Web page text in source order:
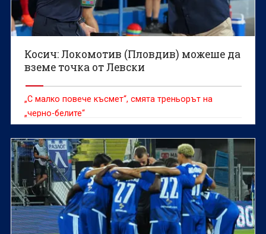
Косич: Локомотив (Пловдив) можеше да
вземе точка от Левски
„С малко повече късмет“, смята треньорът на
„черно-белите“